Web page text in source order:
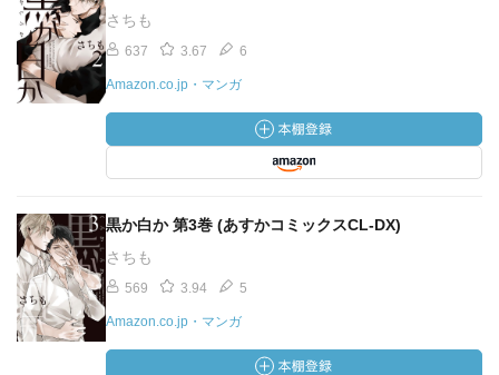
さちも
637 3.67 6
Amazon.co.jp・マンガ
黒か白か 第3巻 (あすかコミックスCL-DX)
さちも
569 3.94 5
Amazon.co.jp・マンガ